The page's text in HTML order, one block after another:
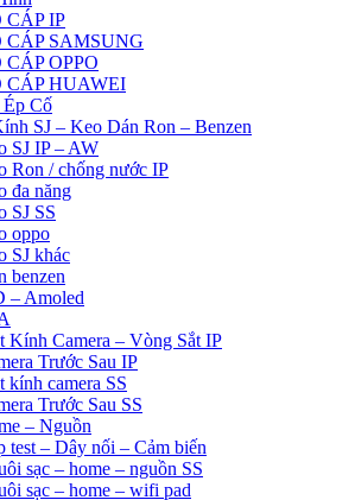
CÁP IP
CÁP SAMSUNG
CÁP OPPO
CÁP HUAWEI
Cố
SJ – Keo Dán Ron – Benzen
SJ IP – AW
Ron / chống nước IP
đa năng
SJ SS
oppo
SJ khác
benzen
– Amoled
Kính Camera – Vòng Sắt IP
Trước Sau IP
kính camera SS
Trước Sau SS
– Nguồn
test – Dây nối – Cảm biến
sạc – home – nguồn SS
sạc – home – wifi pad